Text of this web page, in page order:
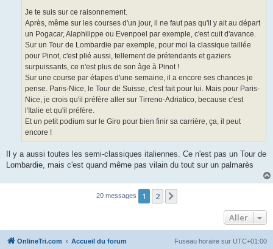
Je te suis sur ce raisonnement.
Après, même sur les courses d'un jour, il ne faut pas qu'il y ait au départ
un Pogacar, Alaphilippe ou Evenpoel par exemple, c'est cuit d'avance.
Sur un Tour de Lombardie par exemple, pour moi la classique taillée
pour Pinot, c'est plié aussi, tellement de prétendants et gaziers
surpuissants, ce n'est plus de son âge à Pinot !
Sur une course par étapes d'une semaine, il a encore ses chances je
pense. Paris-Nice, le Tour de Suisse, c'est fait pour lui. Mais pour Paris-
Nice, je crois qu'il préfère aller sur Tirreno-Adriatico, because c'est
l'Italie et qu'il préfère.
Et un petit podium sur le Giro pour bien finir sa carrière, ça, il peut
encore !
Il y a aussi toutes les semi-classiques italiennes. Ce n'est pas un Tour de
Lombardie, mais c'est quand même pas vilain du tout sur un palmarès
20 messages 1 2
Aller
OnlineTri.com Accueil du forum Fuseau horaire sur UTC+01:00